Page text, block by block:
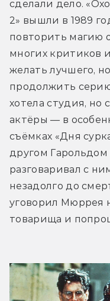
сделали дело.
2» вышли в 1989
повторить магию
многих критиков
желать лучшего,
продолжить
хотела студия, но
актёры — в
съёмках «Дня
другом Гарольдом
разговаривал с
незадолго до
уговорил Мюррея
товарища и